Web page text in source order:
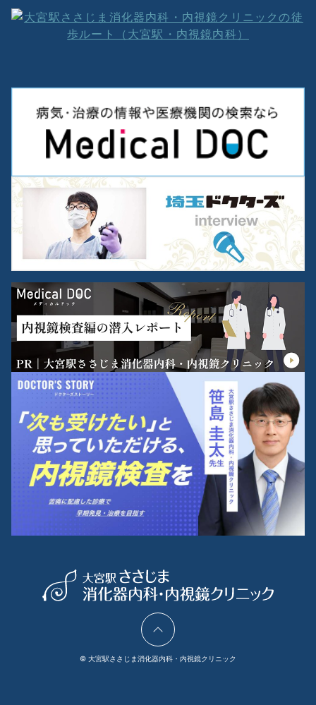
© 大宮駅ささじま消化器内科・内視鏡クリニック